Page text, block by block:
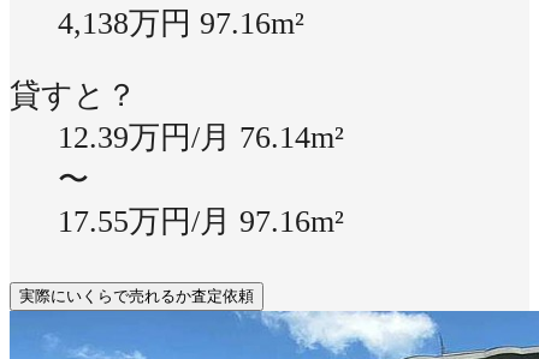
4,138万円 97.16m²
貸すと？
12.39万円/月 76.14m²
〜
17.55万円/月 97.16m²
実際にいくらで売れるか査定依頼